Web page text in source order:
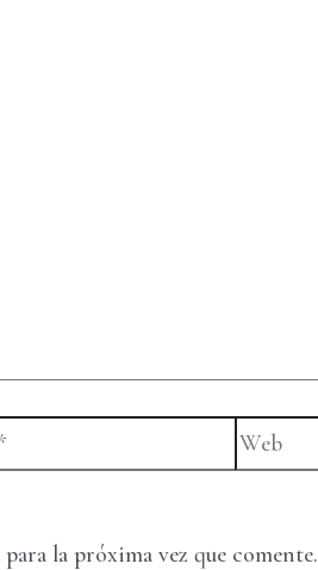
Web
la próxima vez que comente.